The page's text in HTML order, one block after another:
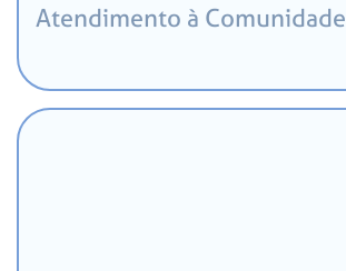
Atendimento à Comunidade